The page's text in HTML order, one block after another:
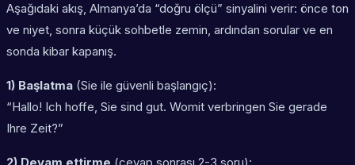
Aşağıdaki akış, Almanya’da “doğru ölçü” sinyalini verir: önce ton
ve niyet, sonra küçük sohbetle zemin, ardından sorular ve en
sonda kibar kapanış.
1) Başlatma (Sie ile güvenli başlangıç):
“Hallo! Ich hoffe, Sie sind gut. Womit verbringen Sie gerade
Ihre Zeit?”